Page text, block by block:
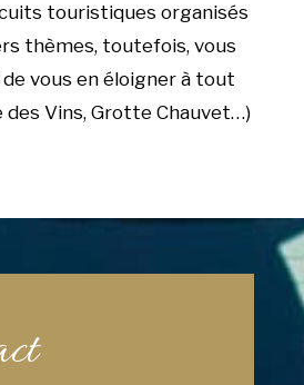
touristiques organisés
thèmes, toutefois, vous
vous en éloigner à tout
des Vins, Grotte Chauvet…)